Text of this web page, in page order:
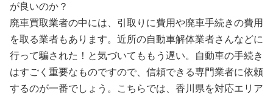
が良いのか？
廃車買取業者の中には、引取りに費用や廃車手続きの費用
を取る業者もあります。近所の自動車解体業者さんなどに
行って騙された！と気づいてももう遅い。自動車の手続き
はすごく重要なものですので、信頼できる専門業者に依頼
するのが一番でしょう。こちらでは、香川県を対応エリア